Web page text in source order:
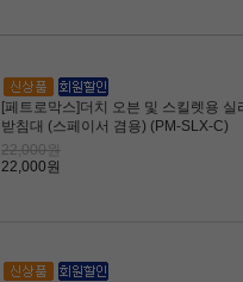
[페트로막스]더치 오븐 및 스킬렛용 실
받침대 (스페이서 겸용) (PM-SLX-C)
22,000원
22,000원